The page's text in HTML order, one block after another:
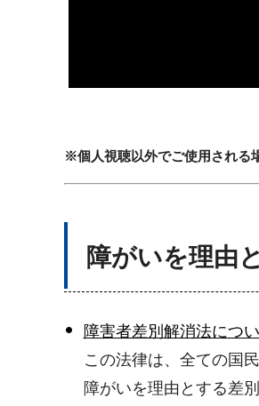
※個人視聴以外でご使用される
障がいを理由
障害者差別解消法につ
この法律は、全ての国
障がいを理由とする差